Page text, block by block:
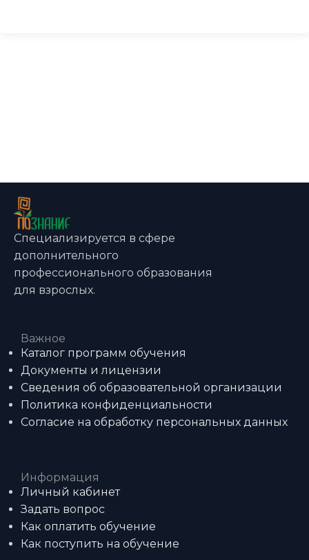
Специализируется в сфере
дополнительного
профессионального образования
для взрослых.
Важное
Каталог программ обучения
Документы и лицензии
Сведения об образовательной организации
Политика конфиденциальности
Согласие на обработку персональных данных
Информация
Личный кабинет
Задать вопрос
Как оплатить обучение
Как поступить на обучение